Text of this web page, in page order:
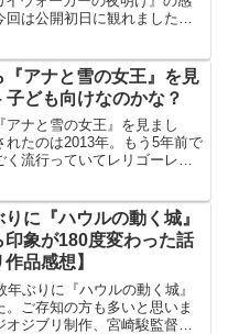
回は公開初日に観れました。
ませんが、ちょっとさみし
り人気が落ちてる...
『アナと雪の女王』を見
子ども向けなのかな？
アナと雪の女王』を見まし
れたのは2013年。もう5年前で
く流行っていてレリゴーレリ
ーがあんまり好きじゃない
が見る映画と...
に『ハウルの動く城』
印象が180度変わった話
作品感想】
年ぶりに『ハウルの動く城』
。ご存知の方も多いと思いま
オジブリ制作、宮崎駿監督の